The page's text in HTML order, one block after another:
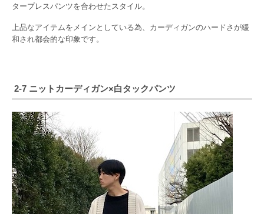
タープレスパンツを合わせたスタイル。
上品なアイテムをメインとしている為、カーディガンのハードさが緩
和され都会的な印象です。
2-7 ニットカーディガン×白タックパンツ